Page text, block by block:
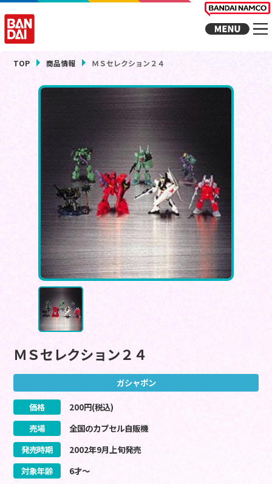
TOP 商品情報 ＭＳセレクション２４
ＭＳセレクション２４
ガシャポン
価格 200円(税込)
売場
全国のカプセル自販機
発売時期
2002年9月上旬発売
対象年齢
6才～